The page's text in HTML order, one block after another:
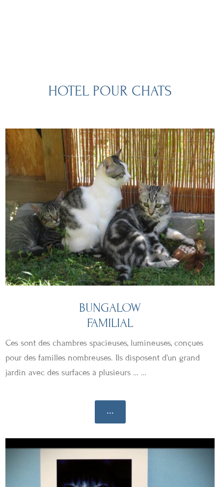
HOTEL POUR CHATS
BUNGALOW
FAMILIAL
Ces sont des chambres spacieuses, lumineuses, conçues
pour des familles nombreuses. Ils disposent d’un grand
jardin avec des surfaces à plusieurs … …
...